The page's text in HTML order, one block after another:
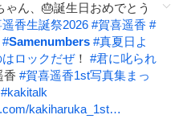
ん、🎂誕生日おめでとう
香生誕祭2026 #賀喜遥香 #
#Samenumbers #真夏日よ
ロックだぜ！ #君に叱られ
香 #賀喜遥香1st写真集まっ
#kakitalk
kakiharuka_1st…